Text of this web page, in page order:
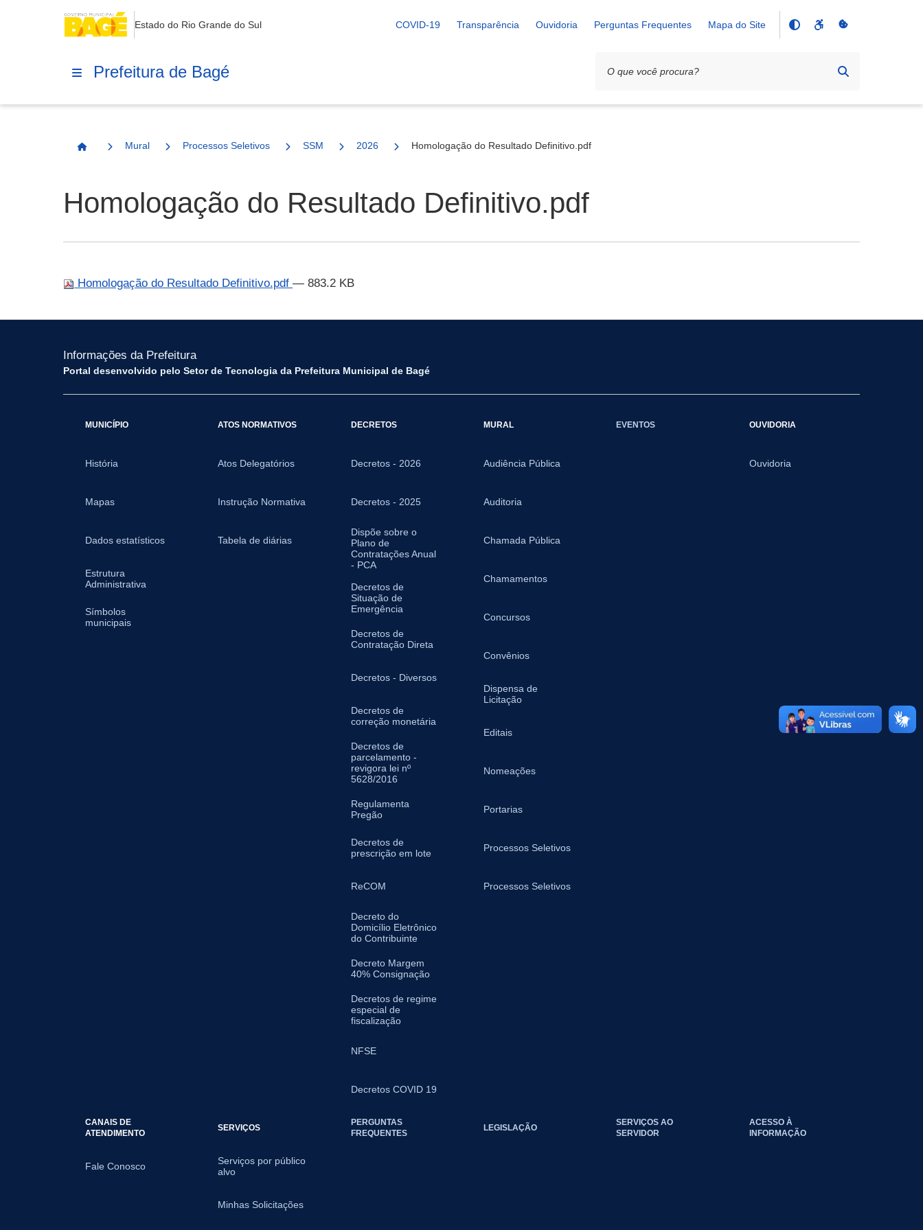
Estado do Rio Grande do Sul COVID-19 Transparência Ouvidoria Perguntas Frequentes Mapa do Site
Prefeitura de Bagé
Página Inicial
Mural Processos Seletivos SSM 2026 Homologação do Resultado Definitivo.pdf
Homologação do Resultado Definitivo.pdf
Homologação do Resultado Definitivo.pdf — 883.2 KB
Informações da Prefeitura
Portal desenvolvido pelo Setor de Tecnologia da Prefeitura Municipal de Bagé
MUNICÍPIO
História
Mapas
Dados estatísticos
Estrutura
Administrativa
Símbolos
municipais
ATOS NORMATIVOS
Atos Delegatórios
Instrução Normativa
Tabela de diárias
DECRETOS
Decretos - 2026
Decretos - 2025
Dispõe sobre o
Plano de
Contratações Anual
- PCA
Decretos de
Situação de
Emergência
Decretos de
Contratação Direta
Decretos - Diversos
Decretos de
correção monetária
Decretos de
parcelamento -
revigora lei nº
5628/2016
Regulamenta
Pregão
Decretos de
prescrição em lote
ReCOM
Decreto do
Domicílio Eletrônico
do Contribuinte
Decreto Margem
40% Consignação
Decretos de regime
especial de
fiscalização
NFSE
Decretos COVID 19
MURAL
Audiência Pública
Auditoria
Chamada Pública
Chamamentos
Concursos
Convênios
Dispensa de
Licitação
Editais
Nomeações
Portarias
Processos Seletivos
Processos Seletivos
EVENTOS OUVIDORIA
Ouvidoria
CANAIS DE
ATENDIMENTO
Fale Conosco
SERVIÇOS
Serviços por público
alvo
Minhas Solicitações
PERGUNTAS
FREQUENTES
LEGISLAÇÃO
SERVIÇOS AO
SERVIDOR
ACESSO À
INFORMAÇÃO